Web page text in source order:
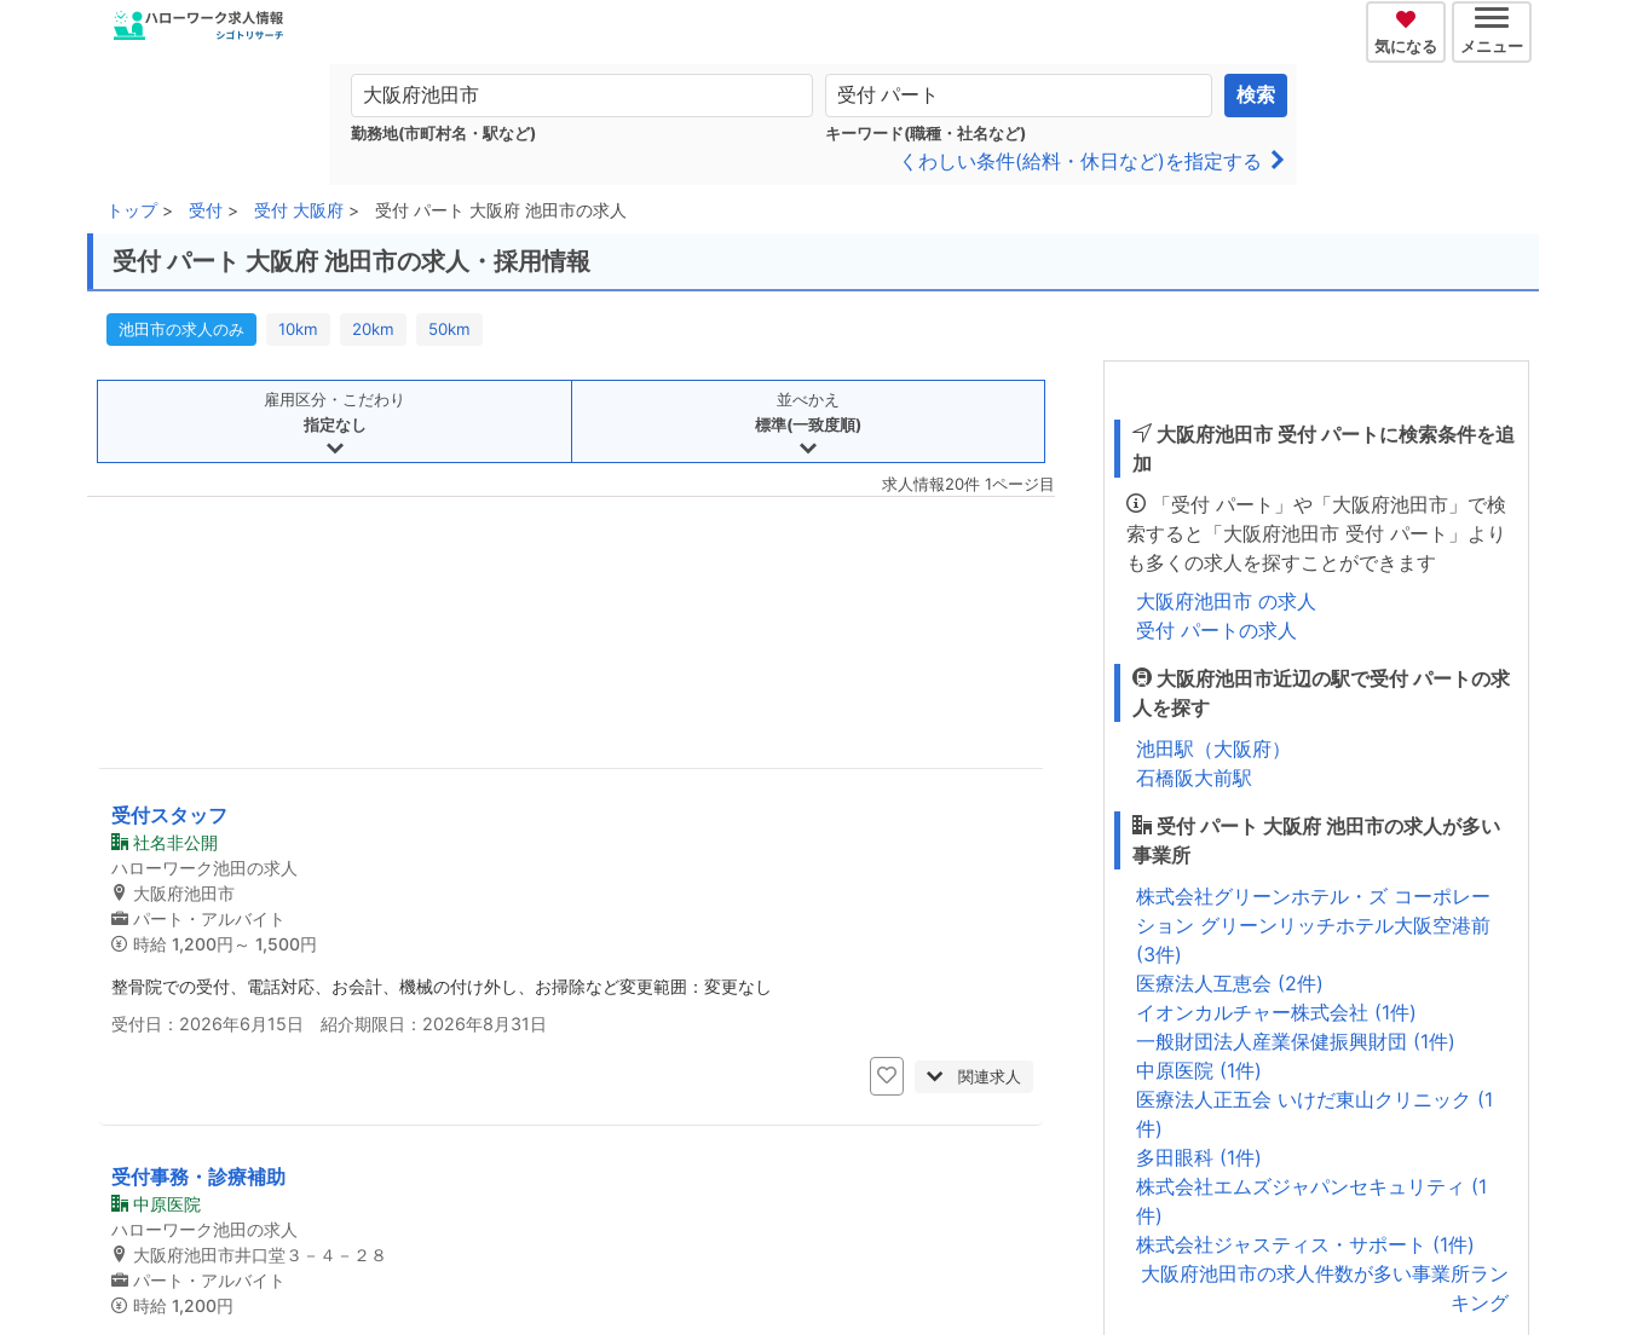
気になる メニュー
勤務地(市町村名・駅など) キーワード(職種・社名など)
検索
くわしい条件(給料・休日など)を指定する
トップ 受付 受付 大阪府 受付 パート 大阪府 池田市の求人
受付 パート 大阪府 池田市の求人・採用情報
池田市の求人のみ 10km 20km 50km
雇用区分・こだわり
指定なし
並べかえ
標準(一致度順)
求人情報20件 1ページ目
受付スタッフ
社名非公開
ハローワーク池田の求人
大阪府池田市
パート・アルバイト
時給 1,200円～ 1,500円
整骨院での受付、電話対応、お会計、機械の付け外し、お掃除など変更範囲：変更なし
受付日：2026年6月15日 紹介期限日：2026年8月31日
関連求人
受付事務・診療補助
中原医院
ハローワーク池田の求人
大阪府池田市井口堂３－４－２８
パート・アルバイト
時給 1,200円
大阪府池田市 受付 パートに検索条件を追
加
「受付 パート」や「大阪府池田市」で検
索すると「大阪府池田市 受付 パート」より
も多くの求人を探すことができます
大阪府池田市 の求人
受付 パートの求人
大阪府池田市近辺の駅で受付 パートの求
人を探す
池田駅（大阪府）
石橋阪大前駅
受付 パート 大阪府 池田市の求人が多い
事業所
株式会社グリーンホテル・ズ コーポレー
ション グリーンリッチホテル大阪空港前
(3件)
医療法人互恵会 (2件)
イオンカルチャー株式会社 (1件)
一般財団法人産業保健振興財団 (1件)
中原医院 (1件)
医療法人正五会 いけだ東山クリニック (1
件)
多田眼科 (1件)
株式会社エムズジャパンセキュリティ (1
件)
株式会社ジャスティス・サポート (1件)
大阪府池田市の求人件数が多い事業所ラン
キング